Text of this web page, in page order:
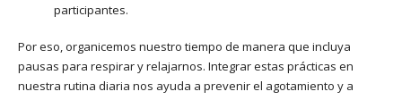
participantes.
Por eso, organicemos nuestro tiempo de manera que incluya
pausas para respirar y relajarnos. Integrar estas prácticas en
nuestra rutina diaria nos ayuda a prevenir el agotamiento y a